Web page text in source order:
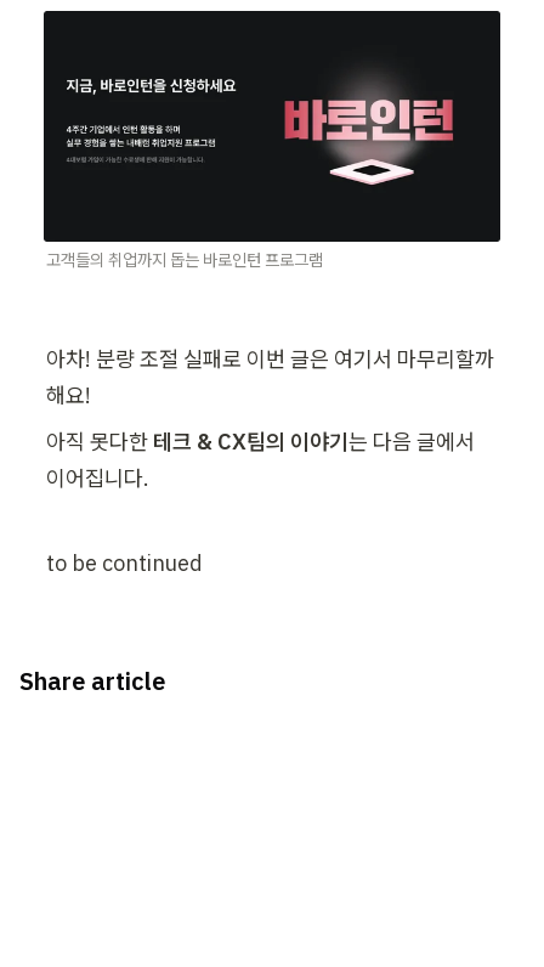
고객들의 취업까지 돕는 바로인턴 프로그램
아차! 분량 조절 실패로 이번 글은 여기서 마무리할까
해요!
아직 못다한 테크 & CX팀의 이야기는 다음 글에서
이어집니다.
to be continued
Share article